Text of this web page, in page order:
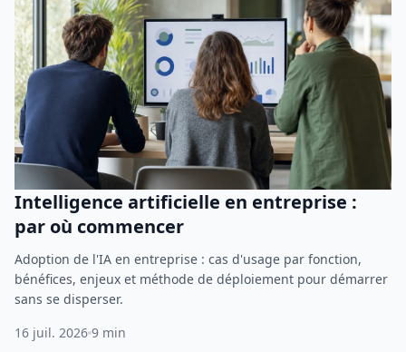
Intelligence artificielle en entreprise :
par où commencer
Adoption de l'IA en entreprise : cas d'usage par fonction,
bénéfices, enjeux et méthode de déploiement pour démarrer
sans se disperser.
16 juil. 2026 9 min